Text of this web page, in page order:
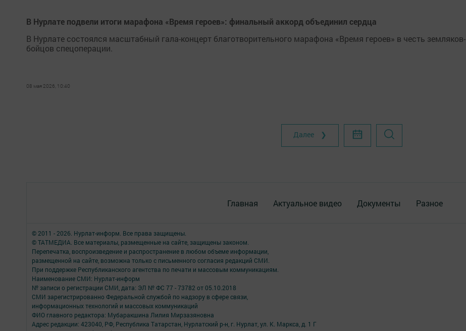
В Нурлате подвели итоги марафона «Время героев»: финальный аккорд объединил сердца
В Нурлате состоялся масштабный гала-концерт благотворительного марафона «Время героев» в честь земляков-
бойцов спецоперации.
08 мая 2026, 10:40
Далее ❯
Главная Актуальное видео Документы Разное
© 2011 - 2026. Нурлат-⁠информ. Все права защищены.
© ТАТМЕДИА. Все материалы, размещенные на сайте, защищены законом.
Перепечатка, воспроизведение и распространение в любом объеме информации,
размещенной на сайте, возможна только с письменного согласия редакций СМИ.
При поддержке Республиканского агентства по печати и массовым коммуникациям.
Наименование СМИ: Нурлат-⁠информ
№ записи о регистрации СМИ, дата: ЭЛ № ФС 77 -⁠ 73782 от 05.10.2018
СМИ зарегистрированно Федеральной службой по надзору в сфере связи,
информационных технологий и массовых коммуникаций
ФИО главного редактора: Мубаракшина Лилия Мирзазяновна
Адрес редакции: 423040, РФ, Республика Татарстан, Нурлатский р-н, г. Нурлат, ул. К. Маркса, д. 1 Г